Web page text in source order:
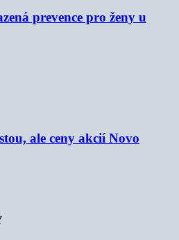
prevence pro ženy u
ale ceny akcií Novo